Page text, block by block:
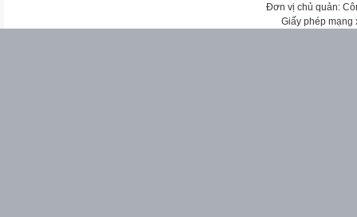
Đơn vị chủ quản:
Giấy phép mạng